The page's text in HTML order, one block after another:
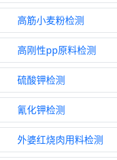
高筋小麦粉检测
高刚性pp原料检测
硫酸钾检测
氰化钾检测
外婆红烧肉用料检测